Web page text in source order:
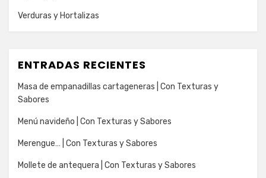
Verduras y Hortalizas
ENTRADAS RECIENTES
Masa de empanadillas cartageneras | Con Texturas y
Sabores
Menú navideño | Con Texturas y Sabores
Merengue… | Con Texturas y Sabores
Mollete de antequera | Con Texturas y Sabores